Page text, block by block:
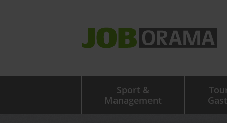
Sport &
Management